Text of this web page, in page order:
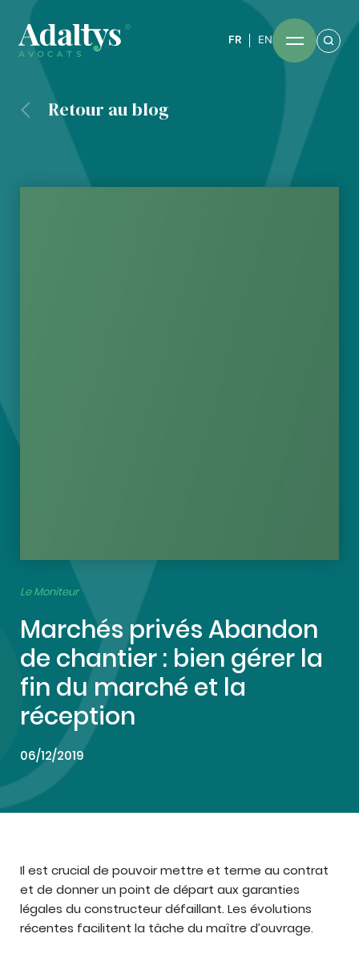
FR EN
Retour au blog
Le Moniteur
Marchés privés Abandon
de chantier : bien gérer la
fin du marché et la
réception
06/12/2019
Il est crucial de pouvoir mettre et terme au contrat
et de donner un point de départ aux garanties
légales du constructeur défaillant. Les évolutions
récentes facilitent la tâche du maître d’ouvrage.